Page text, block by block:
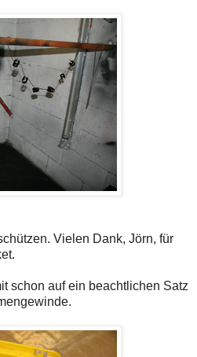
Vielen Dank, Jörn, für
schon auf ein beachtlichen Satz